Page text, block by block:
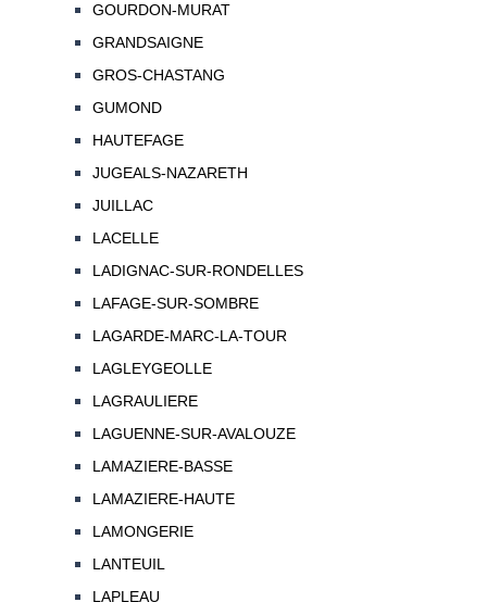
GOURDON-MURAT
GRANDSAIGNE
GROS-CHASTANG
GUMOND
HAUTEFAGE
JUGEALS-NAZARETH
JUILLAC
LACELLE
LADIGNAC-SUR-RONDELLES
LAFAGE-SUR-SOMBRE
LAGARDE-MARC-LA-TOUR
LAGLEYGEOLLE
LAGRAULIERE
LAGUENNE-SUR-AVALOUZE
LAMAZIERE-BASSE
LAMAZIERE-HAUTE
LAMONGERIE
LANTEUIL
LAPLEAU